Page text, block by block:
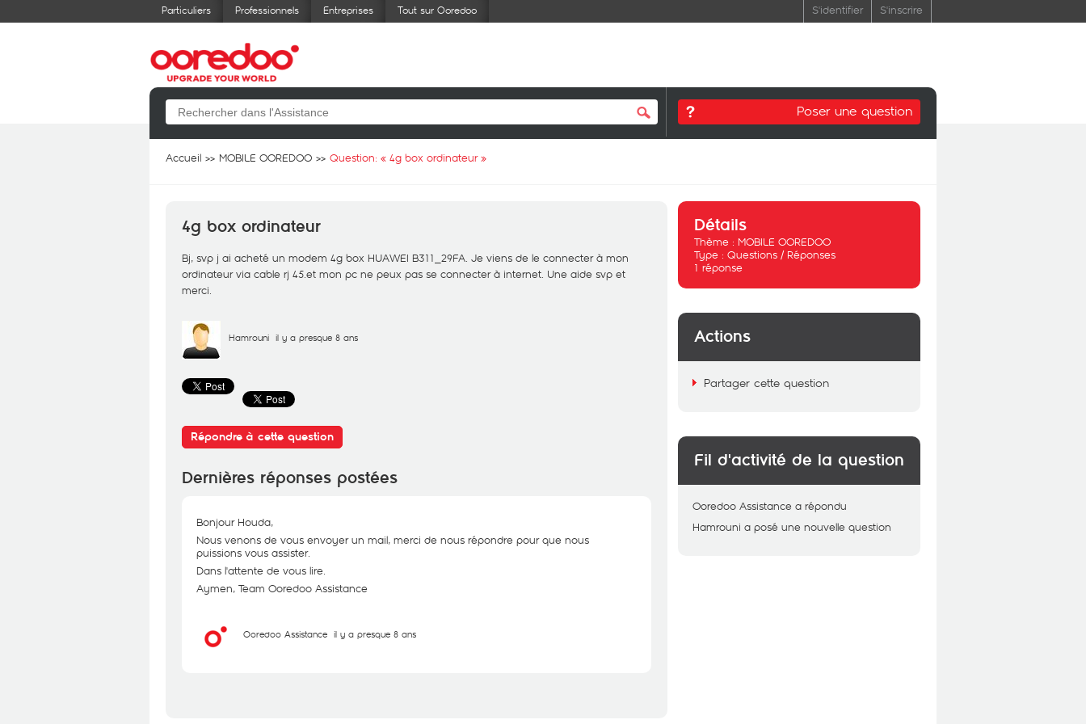
Particuliers Professionnels Entreprises Tout sur Ooredoo S'identifier S'inscrire
Poser une question
Accueil MOBILE OOREDOO Question: « 4g box ordinateur»
4g box ordinateur
Bj, svp j ai acheté un modem 4g box HUAWEI B311_29FA. Je viens de le connecter à mon
ordinateur via cable rj 45.et mon pc ne peux pas se connecter à internet. Une aide svp et
merci.
Hamrouni il y a presque 8 ans
Répondre à cette question
Dernières réponses postées
Bonjour Houda,
Nous venons de vous envoyer un mail, merci de nous répondre pour que nous
puissions vous assister.
Dans l'attente de vous lire.
Aymen, Team Ooredoo Assistance
Ooredoo Assistance il y a presque 8 ans
Détails
Thème : MOBILE OOREDOO
Type : Questions / Réponses
1 réponse
Actions
Partager cette question
Fil d'activité de la question
Ooredoo Assistance a répondu
Hamrouni a posé une nouvelle question